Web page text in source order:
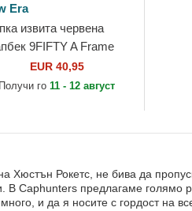
Era
извита червена
9FIFTY A Frame
Hardwood
на Houston
EUR 40,95
Получи го11 - 12 август
Хюстън Рокетс, не бива да
Caphunters предлагаме голямо
и да я носите с гордост на